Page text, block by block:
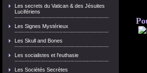
Les secrets du Vatican & des Jésuites
Lucifériens
Les Signes Mystérieux
Les Skull and Bones
Les socialistes et l'euthasie
Les Sociétés Secrètes